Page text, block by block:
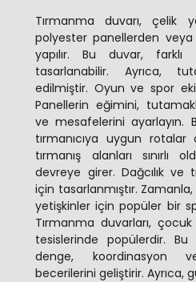
Tırmanma duvarı, çelik
polyester panellerden
yapılır. Bu duvar,
tasarlanabilir. Ayrıca,
edilmiştir. Oyun ve spor
Panellerin eğimini,
ve mesafelerini ayarlayın.
tırmanıcıya uygun rotalar
tırmanış alanları sınırlı
devreye girer. Dağcılık ve
için tasarlanmıştır.
yetişkinler için popüler bir
Tırmanma duvarları,
tesislerinde popülerdir.
denge, koordinasyon
becerilerini geliştirir. Ayrıca,